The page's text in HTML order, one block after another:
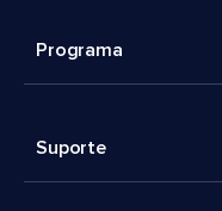
Programa
Suporte